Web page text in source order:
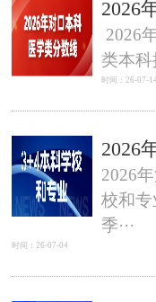
2026
类本科
时间：26-07-14
2026
校和专
季···
时间：26-07-04